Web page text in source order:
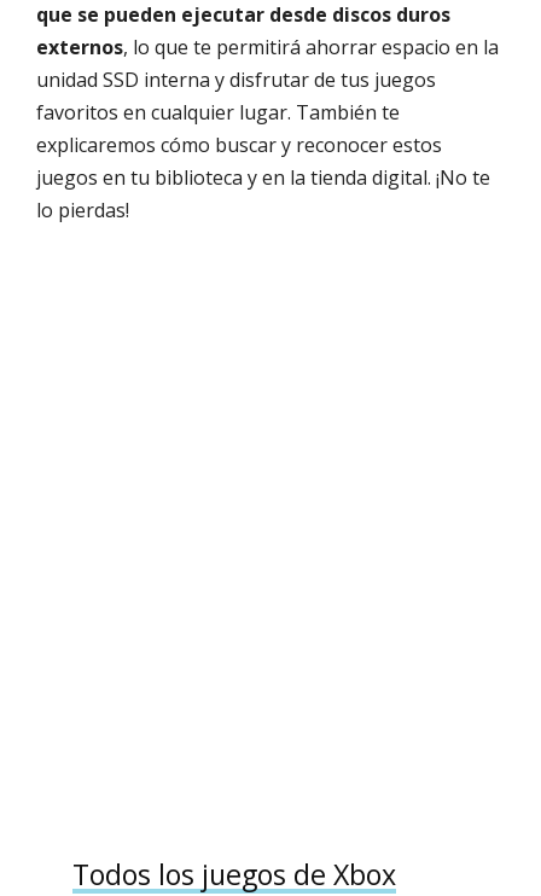
que se pueden ejecutar desde discos duros
externos, lo que te permitirá ahorrar espacio en la
unidad SSD interna y disfrutar de tus juegos
favoritos en cualquier lugar. También te
explicaremos cómo buscar y reconocer estos
juegos en tu biblioteca y en la tienda digital. ¡No te
lo pierdas!
Todos los juegos de Xbox